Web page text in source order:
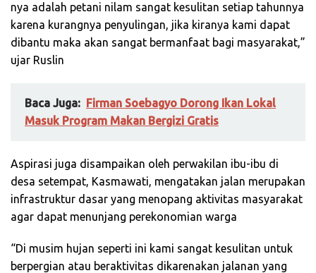
nya adalah petani nilam sangat kesulitan setiap tahunnya
karena kurangnya penyulingan, jika kiranya kami dapat
dibantu maka akan sangat bermanfaat bagi masyarakat,”
ujar Ruslin
Baca Juga: Firman Soebagyo Dorong Ikan Lokal
Masuk Program Makan Bergizi Gratis
Aspirasi juga disampaikan oleh perwakilan ibu-ibu di
desa setempat, Kasmawati, mengatakan jalan merupakan
infrastruktur dasar yang menopang aktivitas masyarakat
agar dapat menunjang perekonomian warga
“Di musim hujan seperti ini kami sangat kesulitan untuk
berpergian atau beraktivitas dikarenakan jalanan yang